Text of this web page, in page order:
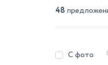
48
С фото